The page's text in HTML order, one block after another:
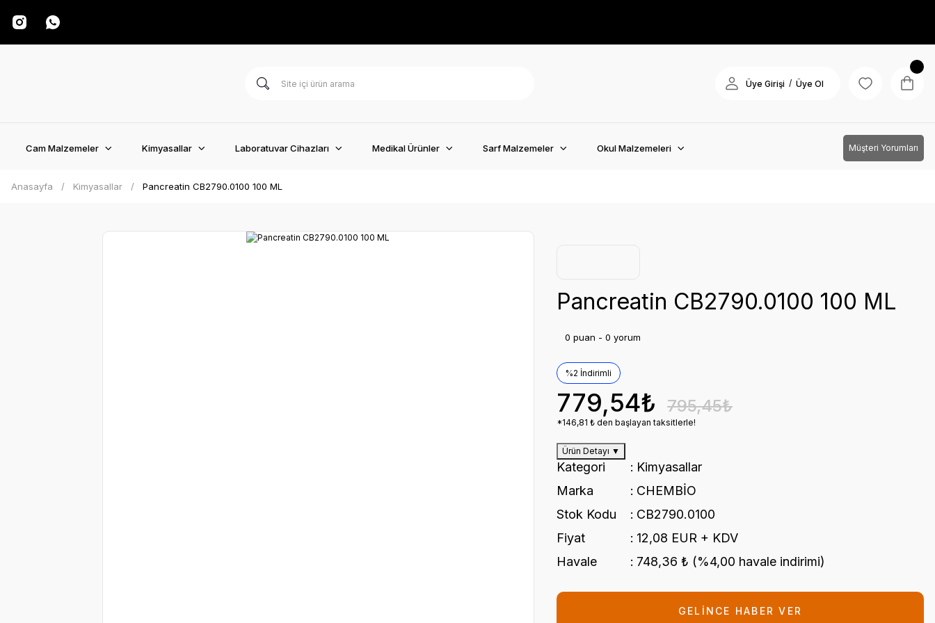
Üye Girişi / Üye Ol
Cam Malzemeler Kimyasallar Laboratuvar Cihazları Medikal Ürünler Sarf Malzemeler Okul Malzemeleri Müşteri Yorumları
Anasayfa Kimyasallar Pancreatin CB2790.0100 100 ML
Pancreatin CB2790.0100 100 ML
0 puan - 0 yorum
%2 İndirimli
779,54₺ 795,45₺
*146,81 ₺ den başlayan taksitlerle!
Ürün Detayı ▼
Kategori
Kimyasallar
Marka
CHEMBİO
Stok Kodu
CB2790.0100
Fiyat
12,08 EUR + KDV
Havale
748,36 ₺ (%4,00 havale indirimi)
GELİNCE HABER VER